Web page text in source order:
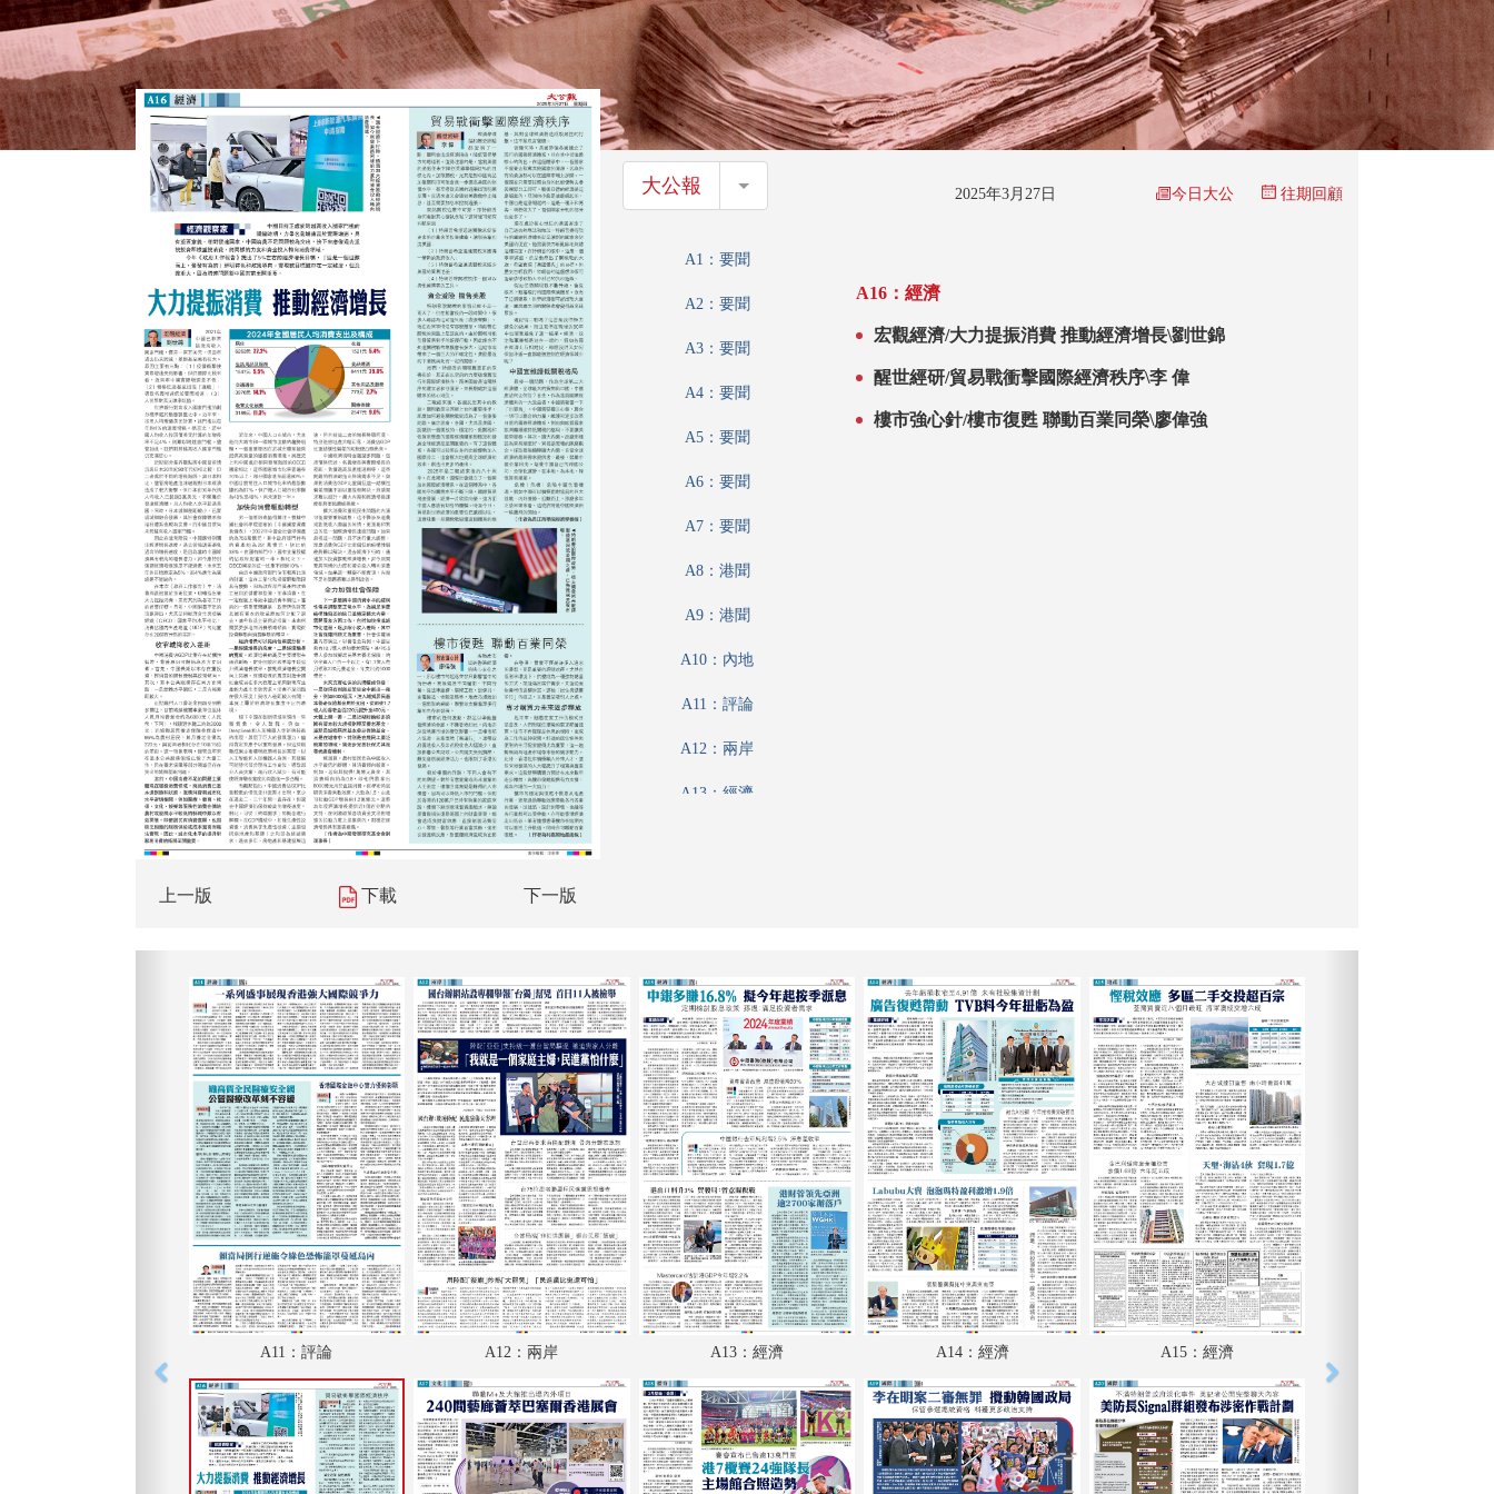
上一版 下載 下一版
大公報 大公報 2025年3月27日 今日大公 往期回顧
A1：要聞
A2：要聞
A3：要聞
A4：要聞
A5：要聞
A6：要聞
A7：要聞
A8：港聞
A9：港聞
A10：內地
A11：評論
A12：兩岸
A13：經濟
A18：體育
A19：國際
A20：國際
B1：體育
B2：大公園
B3：小公園
B4：經濟
A16：經濟
宏觀經濟/大力提振消費 推動經濟增長\劉世錦
醒世經研/貿易戰衝擊國際經濟秩序\李 偉
樓市強心針/樓市復甦 聯動百業同榮\廖偉強
A11：評論 A12：兩岸 A13：經濟 A14：經濟 A15：經濟